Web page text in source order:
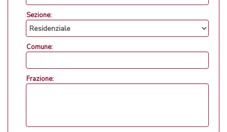
Sezione:
Comune:
Frazione: